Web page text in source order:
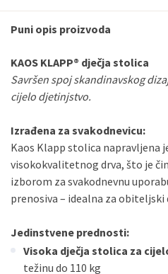
Sve banke
Maestro
ECC
Puni opis proizvoda
KAOS KLAPP® dječja stolica
Savršen spoj skandinavskog
cijelo djetinjstvo.
Izrađena za svakodnevicu:
Kaos Klapp stolica napravljena
visokokvalitetnog drva, što je
izborom za svakodnevnu
prenosiva – idealna za obiteljski
Jedinstvene prednosti:
Visoka dječja stolica za
težinu do 110 kg